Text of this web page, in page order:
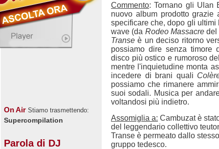
On Air Stiamo trasmettendo:
Supercompilation
Parola di DJ
Commento: Tornano gli Ulan
nuovo album prodotto
specificare che, dopo gli
wave (da Rodeo Massacre del
Transe è un deciso ritorno
possiamo dire senza timore
disco più ostico e rumoroso
mentre l'inquietudine monta
incedere di brani quali
possiamo che rimanere
suoi sodali. Musica per
voltandosi più indietro.
Assomiglia a: Cambuzat è
del leggendario collettivo
Transe è permeato dallo
gruppo tedesco.